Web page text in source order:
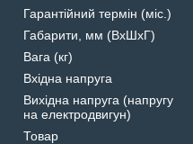
Гарантійний термін (міс.)
Габарити, мм (ВхШхГ)
Вага (кг)
Вхідна напруга
Вихідна напруга (напругу
на електродвигун)
Товар